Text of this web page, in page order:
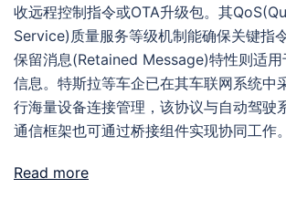
收远程控制指令或OTA升级包。其
Service)质量服务等级机制能确保关键指
保留消息(Retained Message)特性则适
信息。特斯拉等车企已在其车联网系统中
行海量设备连接管理，该协议与自动驾驶
通信框架也可通过桥接组件实现协同工作。
Read more